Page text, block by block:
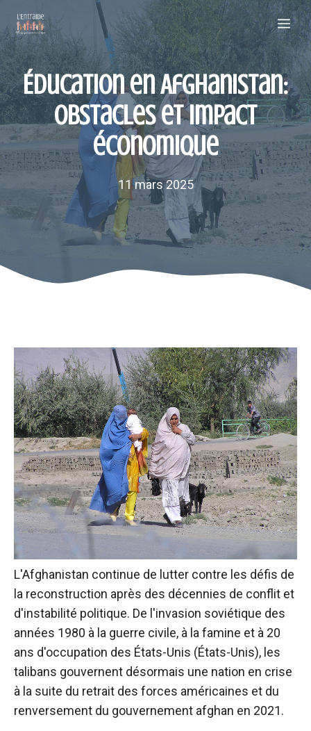
au
contenu
Éducation en Afghanistan:
obstacles et impact
économique
11 mars 2025
L'Afghanistan continue de lutter contre les défis de
la reconstruction après des décennies de conflit et
d'instabilité politique. De l'invasion soviétique des
années 1980 à la guerre civile, à la famine et à 20
ans d'occupation des États-Unis (États-Unis), les
talibans gouvernent désormais une nation en crise
à la suite du retrait des forces américaines et du
renversement du gouvernement afghan en 2021.